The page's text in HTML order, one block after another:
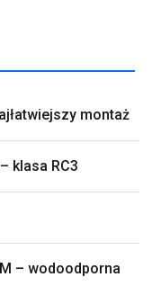
montaż
klasa RC3
– wodoodporna